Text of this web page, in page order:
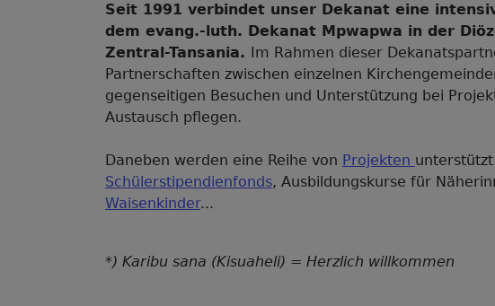
Seit 1991 verbindet unser Dekanat eine
dem evang.-luth. Dekanat Mpwapwa in der
Zentral-Tansania.
Im Rahmen dieser
Partnerschaften zwischen einzelnen
gegenseitigen Besuchen und Unterstützung bei
Austausch pflegen.
Daneben werden eine Reihe von Projekten
Schülerstipendienfonds, Ausbildungskurse für
Waisenkinder...
*) Karibu sana (Kisuaheli) = Herzlich willkommen